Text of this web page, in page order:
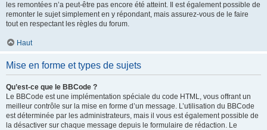
les remontées n’a peut-être pas encore été atteint. Il est également possible de
remonter le sujet simplement en y répondant, mais assurez-vous de le faire
tout en respectant les règles du forum.
Haut
Mise en forme et types de sujets
Qu’est-ce que le BBCode ?
Le BBCode est une implémentation spéciale du code HTML, vous offrant un
meilleur contrôle sur la mise en forme d’un message. L’utilisation du BBCode
est déterminée par les administrateurs, mais il vous est également possible de
la désactiver sur chaque message depuis le formulaire de rédaction. Le